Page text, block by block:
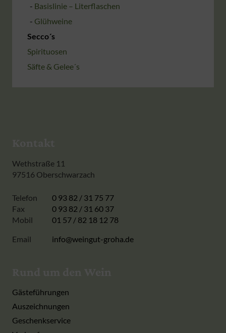
Basislinie – Literflaschen
Glühweine
Secco´s
Spirituosen
Säfte & Gelee´s
Wethstraße 11
97516 Oberschwarzach
Telefon
0 93 82 / 31 75 77
Fax
0 93 82 / 31 60 37
Mobil
01 57 / 82 18 12 78
Email
info@weingut-groha.de
Gästeführungen
Auszeichnungen
Geschenkservice